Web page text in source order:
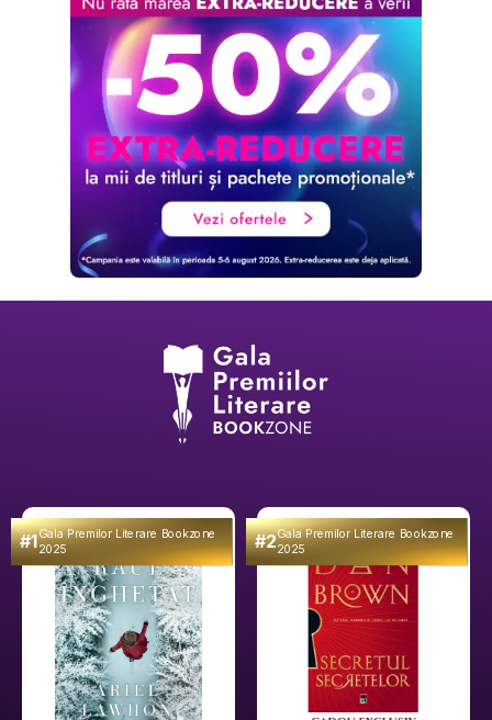
#1Gala Premilor Literare Bookzone
2025 #2Gala Premilor Literare Bookzone
2025